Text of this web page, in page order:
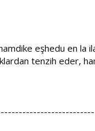
eşhedu en
tenzih